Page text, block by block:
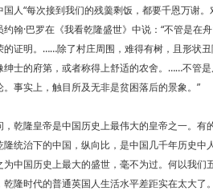
国人“每次接到我们的残羹剩饭，都要千恩万谢
约翰·巴罗在《我看乾隆盛世》中说：“不管是
的证明。……除了村庄周围，难得有树，且形状
绅士的府第，或者称得上舒适的农舍。……不管
。事实上，触目所及无非是贫困落后的景象。”
，乾隆皇帝是中国历史上最伟大的皇帝之一。有
隆统治下的中国，纵向比，是中国几千年历史
为中国历史上最大的盛世，毫不为过。何以我
乾隆时代的普通英国人生活水平差距实在太大了